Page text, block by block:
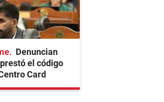
Denuncian
el código
Card